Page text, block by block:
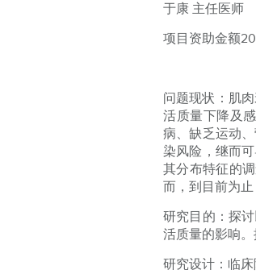
于康 主任医师
项目资助金额
问题现状：肌
活质量下降及
病、缺乏运动
染风险，继而
其分布特征的
而，到目前为
研究目的：探
活质量的影响
研究设计：临床